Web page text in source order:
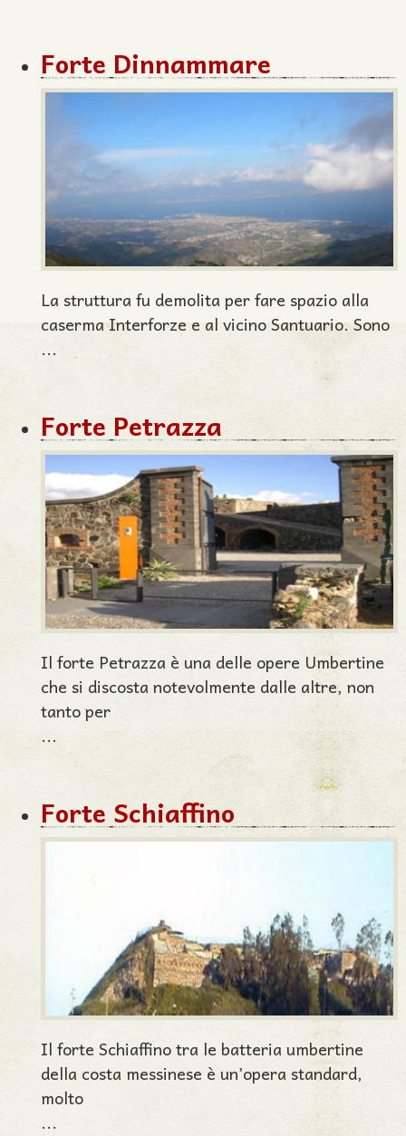
Forte Dinnammare
La struttura fu demolita per fare spazio alla
caserma Interforze e al vicino Santuario. Sono
...
Forte Petrazza
Il forte Petrazza è una delle opere Umbertine
che si discosta notevolmente dalle altre, non
tanto per
...
Forte Schiaffino
Il forte Schiaffino tra le batteria umbertine
della costa messinese è un’opera standard,
molto
...